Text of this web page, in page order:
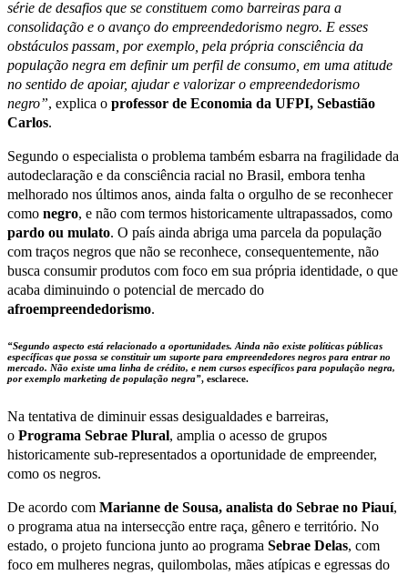
série de desafios que se constituem como barreiras para a
consolidação e o avanço do empreendedorismo negro. E esses
obstáculos passam, por exemplo, pela própria consciência da
população negra em definir um perfil de consumo, em uma atitude
no sentido de apoiar, ajudar e valorizar o empreendedorismo
negro”, explica o professor de Economia da UFPI, Sebastião
Carlos.
Segundo o especialista o problema também esbarra na fragilidade da
autodeclaração e da consciência racial no Brasil, embora tenha
melhorado nos últimos anos, ainda falta o orgulho de se reconhecer
como negro, e não com termos historicamente ultrapassados, como
pardo ou mulato. O país ainda abriga uma parcela da população
com traços negros que não se reconhece, consequentemente, não
busca consumir produtos com foco em sua própria identidade, o que
acaba diminuindo o potencial de mercado do
afroempreendedorismo.
“Segundo aspecto está relacionado a oportunidades. Ainda não existe políticas públicas
específicas que possa se constituir um suporte para empreendedores negros para entrar no
mercado. Não existe uma linha de crédito, e nem cursos específicos para população negra,
por exemplo marketing de população negra”, esclarece.
Na tentativa de diminuir essas desigualdades e barreiras,
o Programa Sebrae Plural, amplia o acesso de grupos
historicamente sub-representados a oportunidade de empreender,
como os negros.
De acordo com Marianne de Sousa, analista do Sebrae no Piauí,
o programa atua na intersecção entre raça, gênero e território. No
estado, o projeto funciona junto ao programa Sebrae Delas, com
foco em mulheres negras, quilombolas, mães atípicas e egressas do